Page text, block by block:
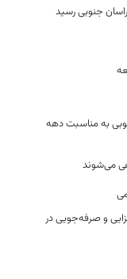
به مناسبت دهه
می‌شوند
و صرفه‌جویی در